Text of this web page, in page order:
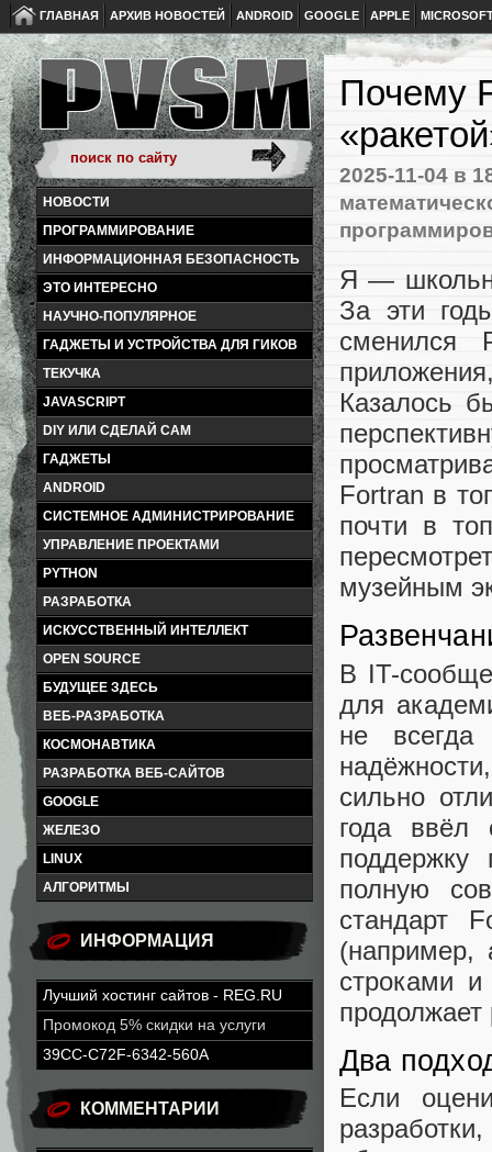
ГЛАВНАЯ АРХИВ НОВОСТЕЙ ANDROID GOOGLE APPLE
НОВОСТИ
ПРОГРАММИРОВАНИЕ
ИНФОРМАЦИОННАЯ БЕЗОПАСНОСТЬ
ЭТО ИНТЕРЕСНО
НАУЧНО-ПОПУЛЯРНОЕ
ГАДЖЕТЫ И УСТРОЙСТВА ДЛЯ ГИКОВ
ТЕКУЧКА
JAVASCRIPT
DIY ИЛИ СДЕЛАЙ САМ
ГАДЖЕТЫ
ANDROID
СИСТЕМНОЕ АДМИНИСТРИРОВАНИЕ
УПРАВЛЕНИЕ ПРОЕКТАМИ
PYTHON
РАЗРАБОТКА
ИСКУССТВЕННЫЙ ИНТЕЛЛЕКТ
OPEN SOURCE
БУДУЩЕЕ ЗДЕСЬ
ВЕБ-РАЗРАБОТКА
КОСМОНАВТИКА
РАЗРАБОТКА ВЕБ-САЙТОВ
GOOGLE
ЖЕЛЕЗО
LINUX
АЛГОРИТМЫ
ИНФОРМАЦИЯ
Лучший хостинг сайтов - REG.RU
Промокод 5% скидки на услуги
39CC-C72F-6342-560A
КОММЕНТАРИИ
Почему
2025-11-04 в
Я —
За эти
сменился
Казалось
Fortran в
почти в
музейным
В IT-
для
не
сильно
года ввёл
поддержку
полную
стандарт
строками и
Два
Если